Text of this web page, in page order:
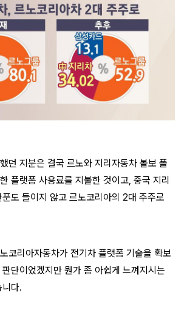
던 지분은 결국 르노와 지리자동차 볼보 폴
플랫폼 사용료를 지불한 것이고, 중국 지리
도 들이지 않고 르노코리아의 2대 주주로
코리아자동차가 전기차 플랫폼 기술을 확보
단이었겠지만 뭔가 좀 아쉽게 느껴지시는
다.